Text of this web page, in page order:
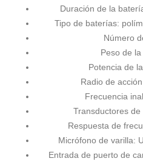
Duración de la
Tipo de baterías:
Número
Peso de
Potencia de
Radio de
Frecuencia
Transductores
Respuesta de
Micrófono de varilla:
Entrada de puerto de